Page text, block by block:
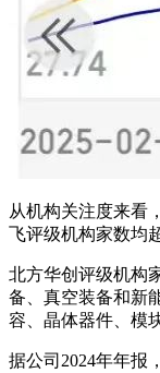
从机构关注度来看
飞评级机构家数均
北方华创评级机构
备、真空装备和新
容、晶体器件、模
据公司2024年年报